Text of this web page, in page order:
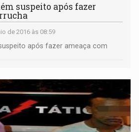
suspeito após fazer
de 2016 às 08:59
após fazer ameaça com